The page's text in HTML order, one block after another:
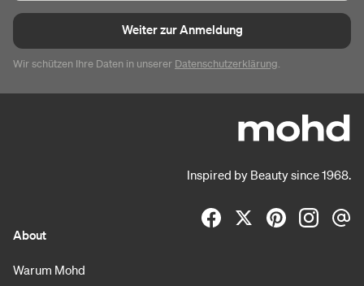
Weiter zur Anmeldung
Wir schützen Ihre Daten in unserer Datenschutzerklärung.
Inspired by Beauty since 1968.
About
Warum Mohd